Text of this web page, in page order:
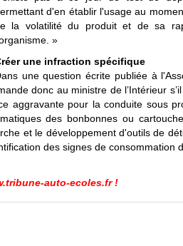
d'en établir l'usage au
la volatilité du produit et de sa
»
une infraction spécifique
une question écrite publiée à
donc au ministre de l’Intérieur
aggravante pour la conduite sous
des bonbonnes ou
et le développement d'outils de
des signes de consommation
auto-ecoles.fr!